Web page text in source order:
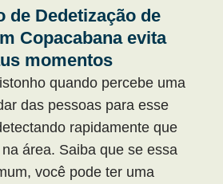
de Dedetização de
Copacabana evita
momentos
quando percebe uma
das pessoas para esse
rapidamente que
área. Saiba que se essa
você pode ter uma